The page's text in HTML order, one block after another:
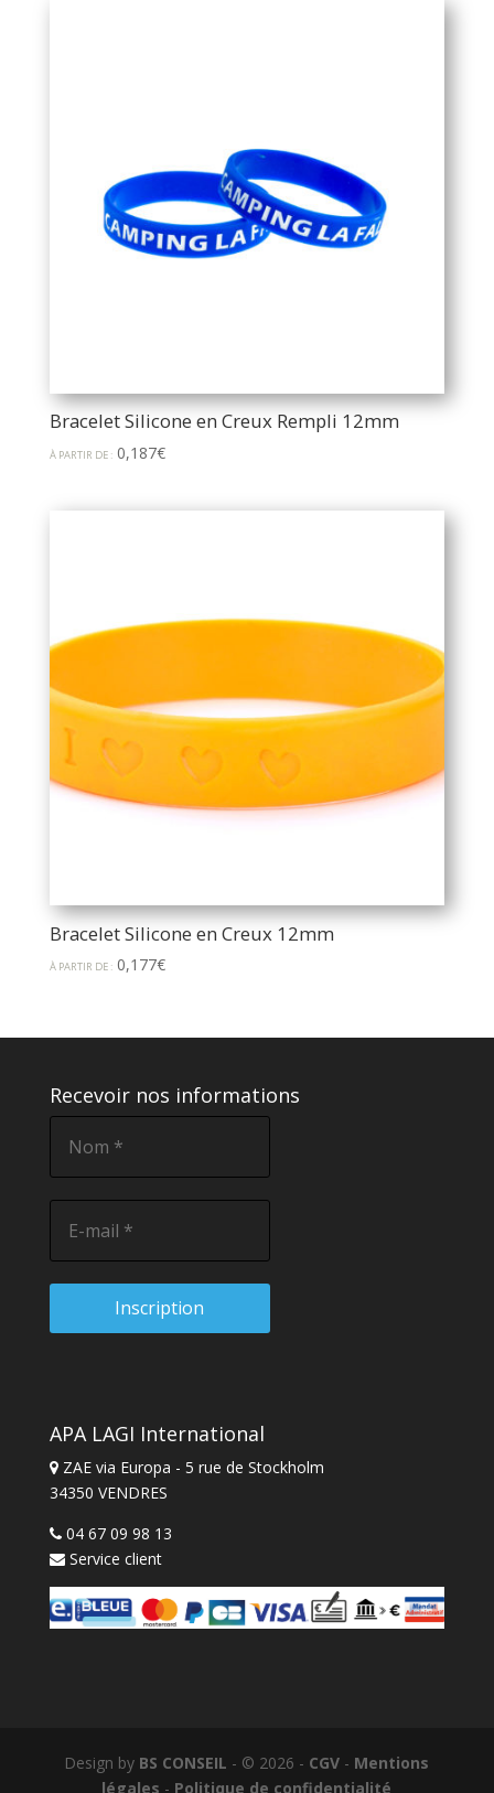
Bracelet Silicone en Creux Rempli 12mm
À PARTIR DE : 0,187€
Bracelet Silicone en Creux 12mm
À PARTIR DE : 0,177€
Recevoir nos informations
APA LAGI International
ZAE via Europa - 5 rue de Stockholm
34350 VENDRES
04 67 09 98 13
Service client
Design by BS CONSEIL - © 2026 - CGV - Mentions
légales - Politique de confidentialité